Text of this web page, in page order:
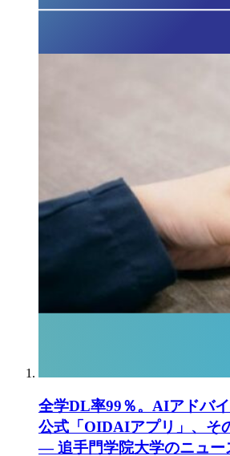
全学DL率99％。AIアドバ
公式「OIDAIアプリ」、そ
― 追手門学院大学のニュー